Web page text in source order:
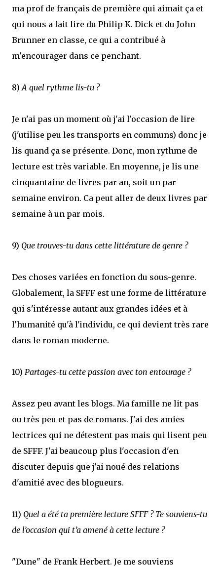
ma prof de français de première qui aimait ça et
qui nous a fait lire du Philip K. Dick et du John
Brunner en classe, ce qui a contribué à
m'encourager dans ce penchant.
8)A quel rythme lis-tu ?
Je n'ai pas un moment où j'ai l'occasion de lire
(j'utilise peu les transports en communs) donc je
lis quand ça se présente. Donc, mon rythme de
lecture est très variable. En moyenne, je lis une
cinquantaine de livres par an, soit un par
semaine environ. Ca peut aller de deux livres par
semaine à un par mois.
9) Que trouves-tu dans cette littérature de genre ?
Des choses variées en fonction du sous-genre.
Globalement, la SFFF est une forme de littérature
qui s'intéresse autant aux grandes idées et à
l'humanité qu'à l'individu, ce qui devient très rare
dans le roman moderne.
10) Partages-tu cette passion avec ton entourage ?
Assez peu avant les blogs. Ma famille ne lit pas
ou très peu et pas de romans. J'ai des amies
lectrices qui ne détestent pas mais qui lisent peu
de SFFF. J'ai beaucoup plus l'occasion d'en
discuter depuis que j'ai noué des relations
d'amitié avec des blogueurs.
11) Quel a été ta première lecture SFFF ? Te souviens-tu
de l’occasion qui t’a amené à cette lecture ?
"Dune" de Frank Herbert. Je me souviens